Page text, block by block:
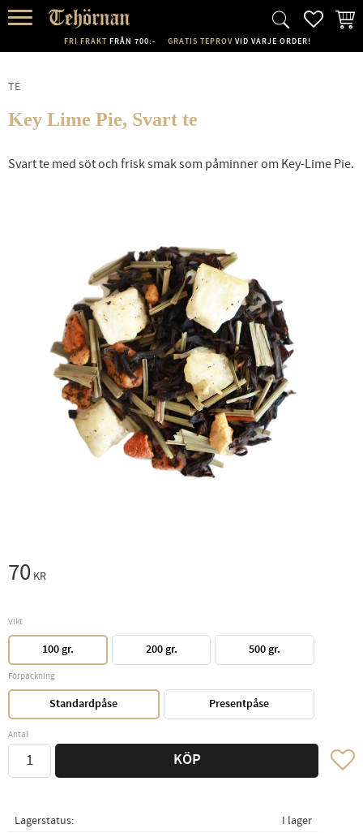
FRI FRAKT FRÅN 700:- GRATIS TEPROV VID VARJE ORDER!
TE
Key Lime Pie, Svart te
Svart te med söt och frisk smak som påminner om Key-Lime Pie.
70 KR
Vikt
100 gr. 200 gr. 500 gr.
Förpackning
Standardpåse Presentpåse
Antal
KÖP Lägg
Lagerstatus
I lager